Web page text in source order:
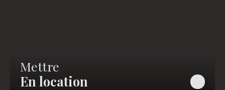
Mettre
En location